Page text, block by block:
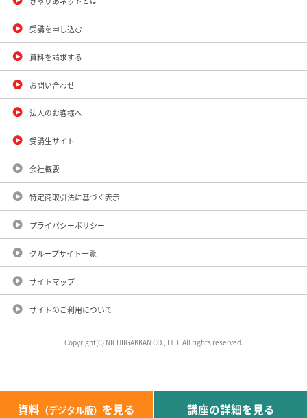
受講を申し込む
資料を請求する
お問い合わせ
法人のお客様へ
受講生サイト
会社概要
特定商取引法に基づく表示
プライバシーポリシー
グループサイト一覧
サイトマップ
サイトのご利用について
Copyright(C) NICHIIGAKKAN CO., LTD. All rights reserved.
資料 （デジタル版） を見る 講座の詳細を見る